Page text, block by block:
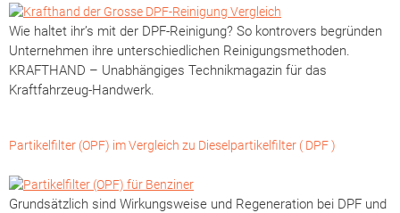
Wie haltet ihr’s mit der DPF-Reinigung? So kontrovers begründen
Unternehmen ihre unterschiedlichen Reinigungsmethoden.
KRAFTHAND – Unabhängiges Technikmagazin für das
Kraftfahrzeug-Handwerk.
Partikelfilter (OPF) im Vergleich zu Dieselpartikelfilter ( DPF )
Grundsätzlich sind Wirkungsweise und Regeneration bei DPF und